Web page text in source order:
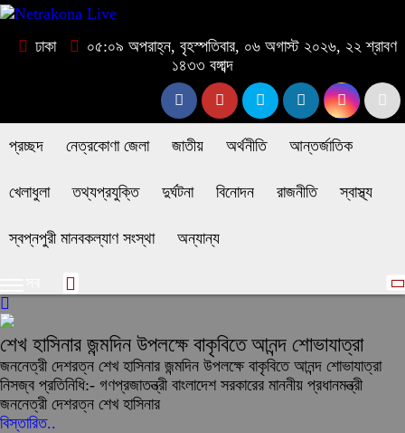
ঢাকা
০৫:০৯ অপরাহ্ন, বৃহস্পতিবার, ০৬ অগাস্ট ২০২৬, ২২ শ্রাবণ
১৪৩৩ বঙ্গাব্দ
প্রচ্ছদ নেত্রকোণা জেলা জাতীয় অর্থনীতি আন্তর্জাতিক
খেলাধুলা তথ্যপ্রযুক্তি দুর্ঘটনা বিনোদন রাজনীতি স্বাস্থ্য
স্বপ্নপুরী মানবকল্যাণ সংস্থা অন্যান্য
শেখ হাসিনার জন্মদিন উপলক্ষে বাকৃবিতে আনন্দ শোভাযাত্রা
জননেত্রী দেশরত্ন শেখ হাসিনার জন্মদিন উপলক্ষে বাকৃবিতে আনন্দ শোভাযাত্রা
নিসজ্ব প্রতিনিধি:- গণপ্রজাতন্ত্রী বাংলাদেশ সরকারের মাননীয় প্রধানমন্ত্রী
জননেত্রী দেশরত্ন শেখ হাসিনার
বিস্তারিত..